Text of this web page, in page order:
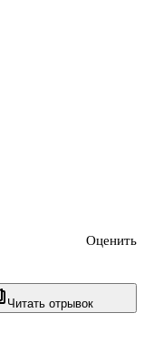
Читать отрывок
Оценить